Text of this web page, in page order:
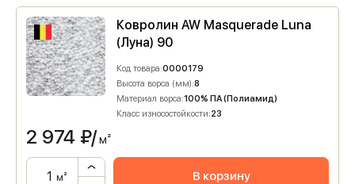
Ковролин AW Masquerade Luna
(Луна) 90
Код товара:0000179
Высота ворса (мм):8
Материал ворса:100% ПА (Полиамид)
Класс износостойкости:23
2 974 ₽/м²
м² В корзину